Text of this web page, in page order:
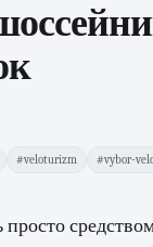
#veloturizm #vybor-